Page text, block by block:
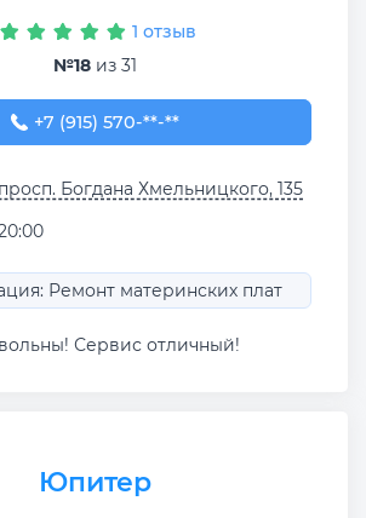
1 отзыв
№18из 31
+7 (915) 570-16-36
+7 (915) 570-**-**
Богдана Хмельницкого, 135
Ремонт материнских плат
Сервис отличный!
Юпитер